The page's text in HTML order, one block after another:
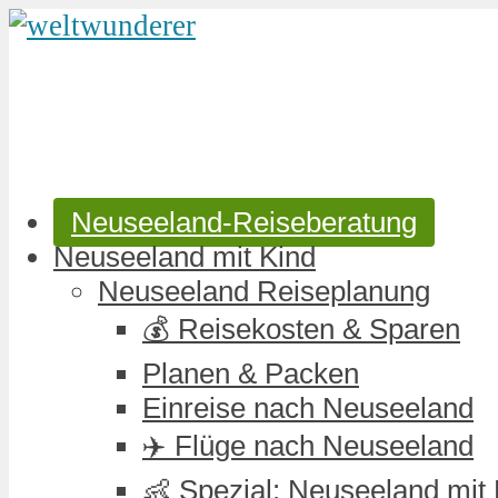
Neuseeland-Reiseberatung
Neuseeland mit Kind
Neuseeland Reiseplanung
💰 Reisekosten & Sparen
Planen & Packen
Einreise nach Neuseeland
✈️ Flüge nach Neuseeland
👶 Spezial: Neuseeland mit